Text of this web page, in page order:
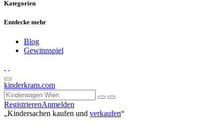
Kategorien
Entdecke mehr
Blog
Gewinnspiel
kinderkram.com
RegistrierenAnmelden
„Kindersachen kaufen und verkaufen“